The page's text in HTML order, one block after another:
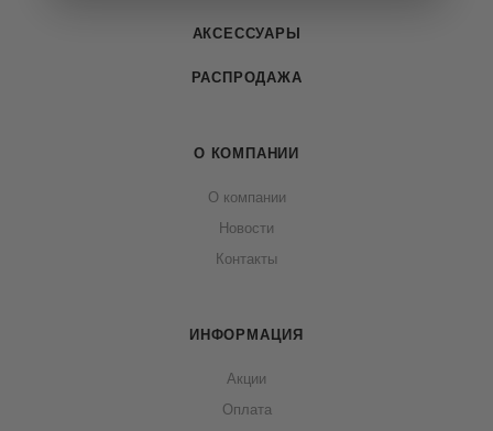
АКСЕССУАРЫ
РАСПРОДАЖА
О КОМПАНИИ
О компании
Новости
Контакты
ИНФОРМАЦИЯ
Акции
Оплата